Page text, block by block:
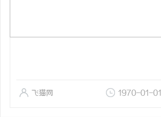
飞猫网 1970-01-01